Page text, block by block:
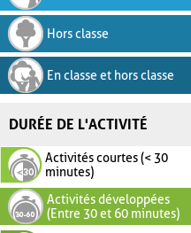
Hors classe
En classe et hors classe
DURÉE DE L'ACTIVITÉ
Activités courtes (< 30
minutes)
Activités développées
(Entre 30 et 60 minutes)